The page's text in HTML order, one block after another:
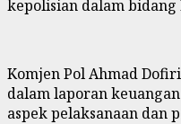
kepolisian dalam bidang
Komjen Pol Ahmad
dalam laporan
aspek pelaksanaan dan